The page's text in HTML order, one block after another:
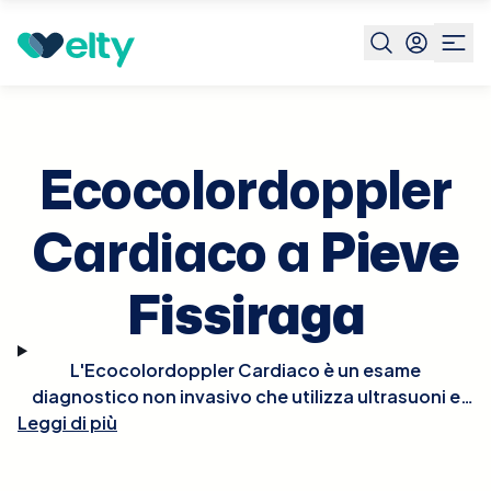
Prenota visita
Pieve
Ecocolordoppler
Cardiaco a Pieve
Fissiraga
L'Ecocolordoppler Cardiaco è un esame
diagnostico non invasivo che utilizza ultrasuoni e
tecnologia Doppler per visualizzare in tempo reale le
Leggi di più